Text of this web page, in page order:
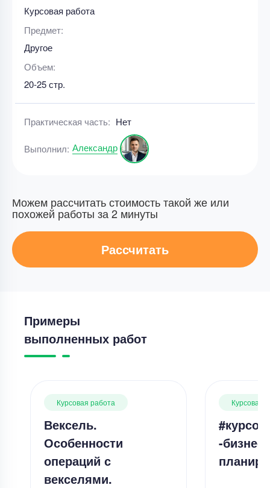
Курсовая работа
Предмет:
Другое
Объем:
20-25 стр.
Практическая часть: Нет
Выполнил: Александр
Можем рассчитать стоимость такой же или
похожей работы за 2 минуты
Рассчитать
Примеры
выполненных работ
Курсовая работа
Вексель.
Особенности
операций с
векселями.
Курсовая
-бизнес-